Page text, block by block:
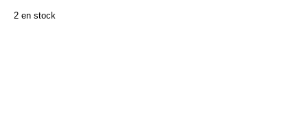
2 en stock